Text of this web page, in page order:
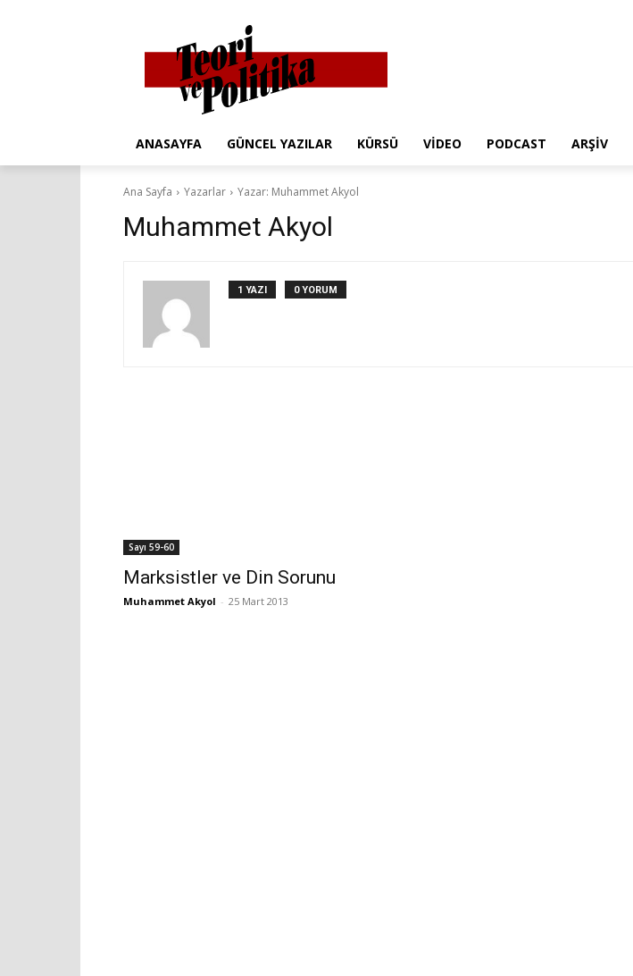
ANASAYFA GÜNCEL YAZILAR KÜRSÜ VIDEO PODCAST ARŞIV
Ana Sayfa Yazarlar Yazar: Muhammet Akyol
Muhammet Akyol
1 YAZI 0 YORUM
Sayı 59-60
Marksistler ve Din Sorunu
Muhammet Akyol - 25 Mart 2013